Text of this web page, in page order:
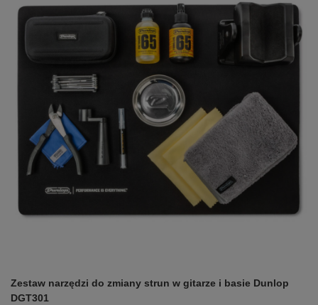
Zestaw narzędzi do zmiany strun w gitarze i basie Dunlop
DGT301